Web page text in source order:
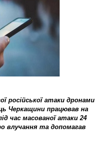
російської атаки дронами
Черкащини працював на
час масованої атаки 24
влучання та допомагав